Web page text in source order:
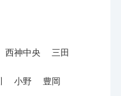
西神中央 三田
小野 豊岡